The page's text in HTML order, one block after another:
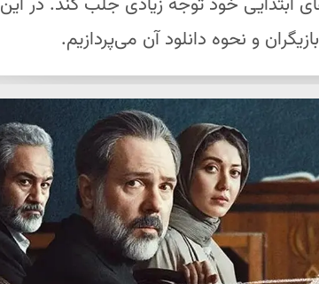
و نحوه دانلود آن می‌پردازیم.